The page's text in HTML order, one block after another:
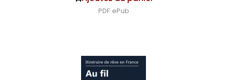
PDF ePub